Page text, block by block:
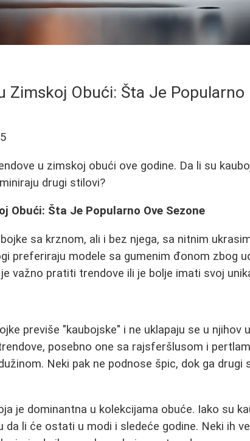
Zimskoj Obući: Šta Je Popularno
u zimskoj obući ove godine. Da li su
drugi stilovi?
Obući: Šta Je Popularno Ove Sezone
sa krznom, ali i bez njega, sa nitnim
preferiraju modele sa gumenim đonom zbog
važno pratiti trendove ili je bolje imati svoj
previše "kaubojske" i ne uklapaju se u njihov
posebno one sa rajsferšlusom i
Neki pak ne podnose špic, dok ga drugi
je dominantna u kolekcijama obuće. Iako su
da li će ostati u modi i sledeće godine. Neki ih